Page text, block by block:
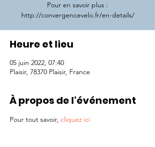
Pour en savoir plus :
http://convergencevelo.fr/en-details/
Heure et lieu
05 juin 2022, 07:40
Plaisir, 78370 Plaisir, France
À propos de l'événement
Pour tout savoir, cliquez ici